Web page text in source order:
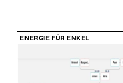
ENERGIE FÜR ENKEL